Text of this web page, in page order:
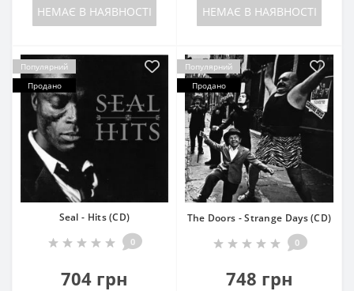
НЕМАЄ В НАЯВНОСТІ НЕМАЄ В НАЯВНОСТІ
Популярний
Продано
Seal - Hits (CD)
0
704 грн
Популярний
Продано
The Doors - Strange Days (CD)
0
748 грн